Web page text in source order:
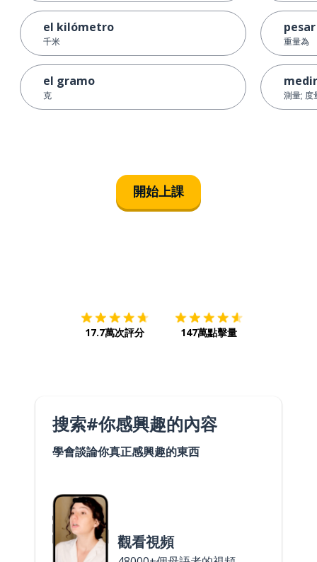
el kilómetro
千米
el gramo
克
pesar
重量為
medir
測量; 度
開始上課
17.7萬次評分 147萬點擊量
搜索#你感興趣的內容
學會談論你真正感興趣的東西
觀看視頻